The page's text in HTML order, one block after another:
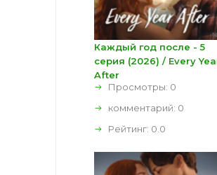
Каждый год после - 5
серия (2026) / Every
After
Просмотры: 0
комментарий: 0
Рейтинг: 0.0